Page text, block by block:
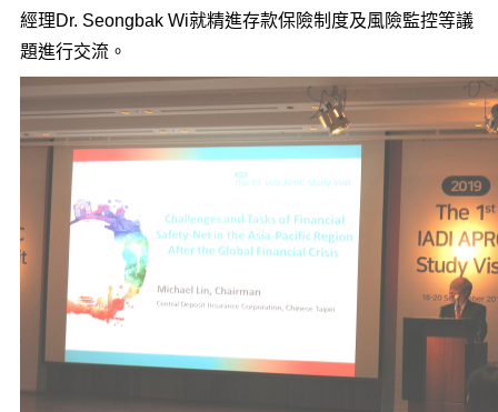
經理Dr. Seongbak Wi就精進存款保險制度及風險監控等議
題進行交流。